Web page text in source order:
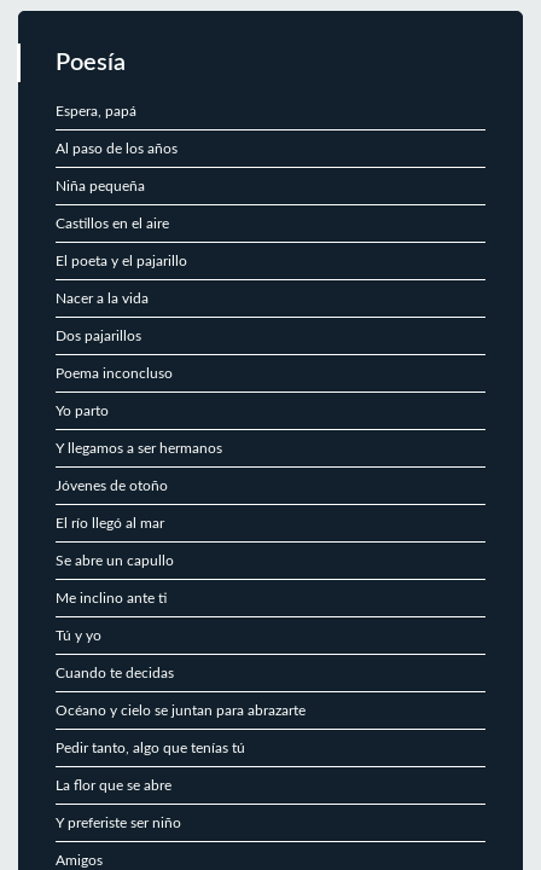
Poesía
Espera, papá
Al paso de los años
Niña pequeña
Castillos en el aire
El poeta y el pajarillo
Nacer a la vida
Dos pajarillos
Poema inconcluso
Yo parto
Y llegamos a ser hermanos
Jóvenes de otoño
El río llegó al mar
Se abre un capullo
Me inclino ante ti
Tú y yo
Cuando te decidas
Océano y cielo se juntan para abrazarte
Pedir tanto, algo que tenías tú
La flor que se abre
Y preferiste ser niño
Amigos